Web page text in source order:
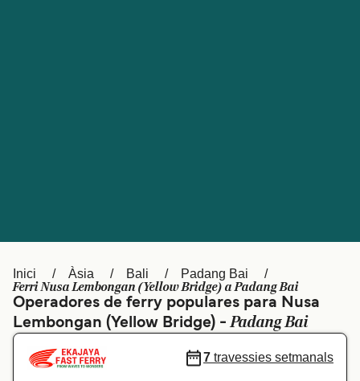
Ελλάδα Belgique (FR)
Polska Deutschland
Schweiz (DE) Norge
المغرب
Inici Àsia Bali Padang Bai
Ferri Nusa Lembongan (Yellow Bridge) a Padang Bai
Operadores de ferry populares para Nusa
Lembongan (Yellow Bridge) -Padang Bai
7 travessies setmanals